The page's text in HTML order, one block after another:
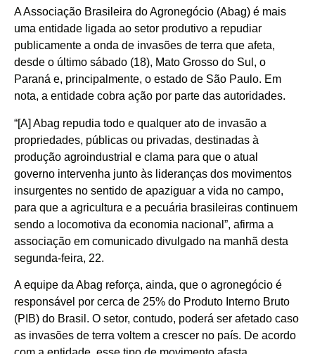
A Associação Brasileira do Agronegócio (Abag) é mais
uma entidade ligada ao setor produtivo a repudiar
publicamente a onda de invasões de terra que afeta,
desde o último sábado (18), Mato Grosso do Sul, o
Paraná e, principalmente, o estado de São Paulo. Em
nota, a entidade cobra ação por parte das autoridades.
“[A] Abag repudia todo e qualquer ato de invasão a
propriedades, públicas ou privadas, destinadas à
produção agroindustrial e clama para que o atual
governo intervenha junto às lideranças dos movimentos
insurgentes no sentido de apaziguar a vida no campo,
para que a agricultura e a pecuária brasileiras continuem
sendo a locomotiva da economia nacional”, afirma a
associação em comunicado divulgado na manhã desta
segunda-feira, 22.
A equipe da Abag reforça, ainda, que o agronegócio é
responsável por cerca de 25% do Produto Interno Bruto
(PIB) do Brasil. O setor, contudo, poderá ser afetado caso
as invasões de terra voltem a crescer no país. De acordo